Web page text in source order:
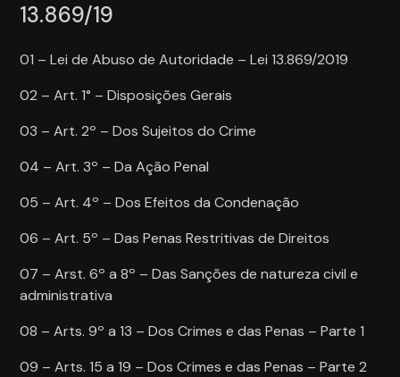
13.869/19
01 – Lei de Abuso de Autoridade – Lei 13.869/2019
02 – Art. 1° – Disposições Gerais
03 – Art. 2º – Dos Sujeitos do Crime
04 – Art. 3º – Da Ação Penal
05 – Art. 4º – Dos Efeitos da Condenação
06 – Art. 5º – Das Penas Restritivas de Direitos
07 – Arst. 6º a 8º – Das Sanções de natureza civil e
administrativa
08 – Arts. 9º a 13 – Dos Crimes e das Penas – Parte 1
09 – Arts. 15 a 19 – Dos Crimes e das Penas – Parte 2